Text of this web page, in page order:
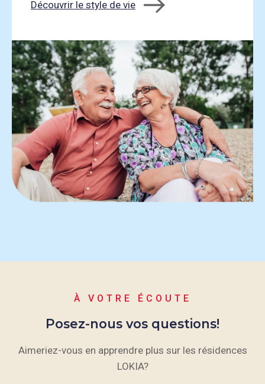
Découvrir le style de vie
À VOTRE ÉCOUTE
Posez-nous vos questions!
Aimeriez-vous en apprendre plus sur les résidences
LOKIA?